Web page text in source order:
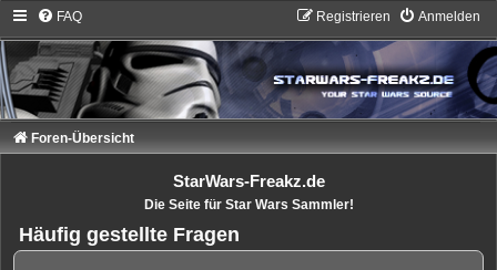
FAQ Anmelden
Registrieren
Foren-Übersicht
StarWars-Freakz.de
Die Seite für Star Wars Sammler!
Häufig gestellte Fragen